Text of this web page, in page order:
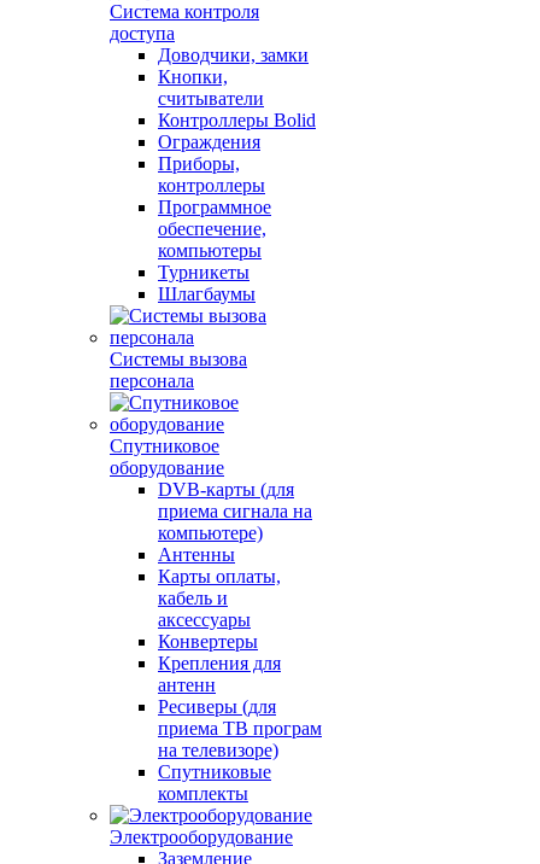
Система контроля
доступа
Доводчики, замки
Кнопки,
считыватели
Контроллеры Bolid
Ограждения
Приборы,
контроллеры
Программное
обеспечение,
компьютеры
Турникеты
Шлагбаумы
Системы вызова
персонала
Спутниковое
оборудование
DVB-карты (для
приема сигнала на
компьютере)
Антенны
Карты оплаты,
кабель и
аксессуары
Конвертеры
Крепления для
антенн
Ресиверы (для
приема ТВ програм
на телевизоре)
Спутниковые
комплекты
Электрооборудование
Заземление